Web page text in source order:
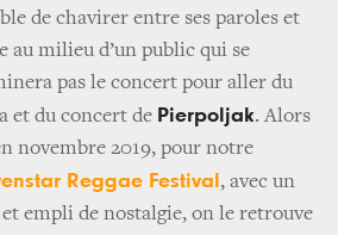
de chavirer entre ses paroles et
au milieu d’un public qui se
pas le concert pour aller du
et du concert de Pierpoljak. Alors
novembre 2019, pour notre
Reggae Festival , avec un
empli de nostalgie, on le retrouve